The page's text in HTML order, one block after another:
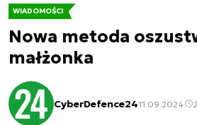
WIADOMOŚCI
Nowa metoda
małżonka
CyberDefence2411.09.2024